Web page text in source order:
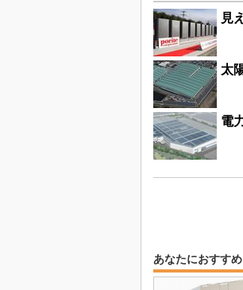
見
太
電
あなたにおすすめ